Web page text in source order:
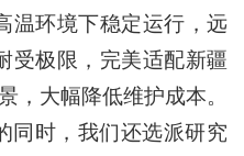
温环境下稳定运行，远
受极限，完美适配新疆
，大幅降低维护成本。
同时，我们还选派研究